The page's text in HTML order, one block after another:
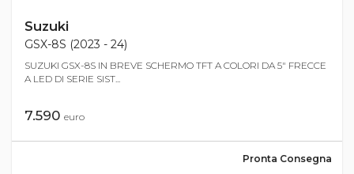
Suzuki
GSX-8S (2023 - 24)
SUZUKI GSX-8S IN BREVE SCHERMO TFT A COLORI DA 5" FRECCE
A LED DI SERIE SIST...
7.590 euro
Pronta Consegna